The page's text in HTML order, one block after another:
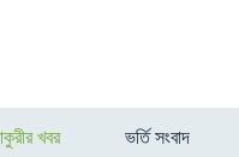
খবর ভর্তি সংবাদ